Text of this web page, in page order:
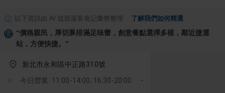
以下資訊由 AI 從部落客食記彙整整理 了解我們如何精選
“價格親民，厚切豚排滿足味蕾，創意餐點選擇多樣，鄰近捷運
站，方便快捷。 ”
新北市永和區中正路310號
今日營業: 11:00-14:00, 16:30-20:00